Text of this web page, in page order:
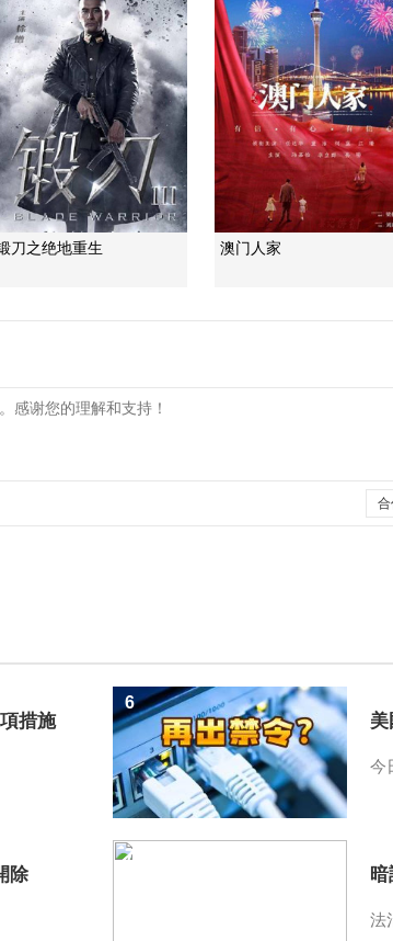
刀之绝地重生 澳门人家
措施
除
美
今
6
法
7